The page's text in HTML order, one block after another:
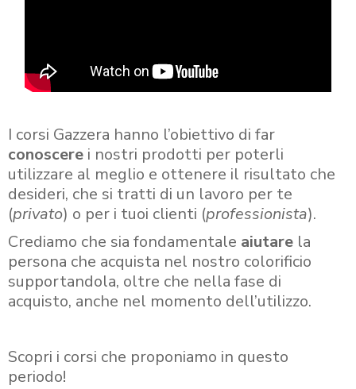
I corsi Gazzera hanno l’obiettivo di far
conoscere i nostri prodotti per poterli
utilizzare al meglio e ottenere il risultato che
desideri, che si tratti di un lavoro per te
(privato) o per i tuoi clienti (professionista).
Crediamo che sia fondamentale aiutare la
persona che acquista nel nostro colorificio
supportandola, oltre che nella fase di
acquisto, anche nel momento dell’utilizzo.
Scopri i corsi che proponiamo in questo
periodo!